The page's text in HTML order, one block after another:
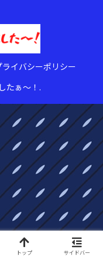
ライバシーポリシー
たぁ〜！.
トップ サイドバー